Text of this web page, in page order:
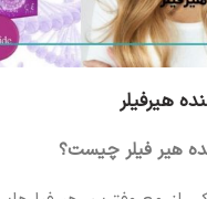
هیرفیلر
هیر فیلر چیست؟